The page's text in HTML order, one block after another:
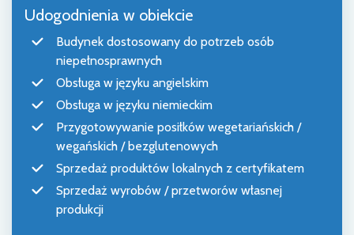
Udogodnienia w obiekcie
Budynek dostosowany do potrzeb osób
niepełnosprawnych
Obsługa w języku angielskim
Obsługa w języku niemieckim
Przygotowywanie posiłków wegetariańskich /
wegańskich / bezglutenowych
Sprzedaż produktów lokalnych z certyfikatem
Sprzedaż wyrobów / przetworów własnej
produkcji